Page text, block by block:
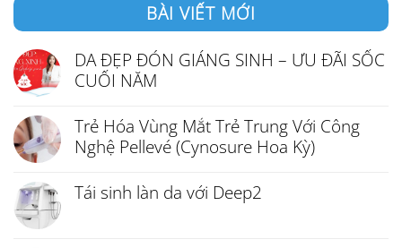
BÀI VIẾT MỚI
DA ĐẸP ĐÓN GIÁNG SINH – ƯU ĐÃI SỐC
CUỐI NĂM
Trẻ Hóa Vùng Mắt Trẻ Trung Với Công
Nghệ Pellevé (Cynosure Hoa Kỳ)
Tái sinh làn da với Deep2